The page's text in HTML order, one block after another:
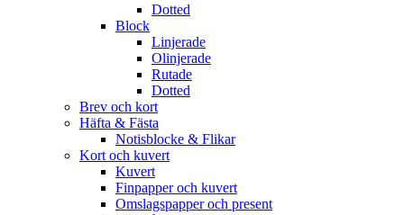
Dotted
Block
Linjerade
Olinjerade
Rutade
Dotted
Brev och kort
Häfta & Fästa
Notisblocke & Flikar
Kort och kuvert
Kuvert
Finpapper och kuvert
Omslagspapper och present